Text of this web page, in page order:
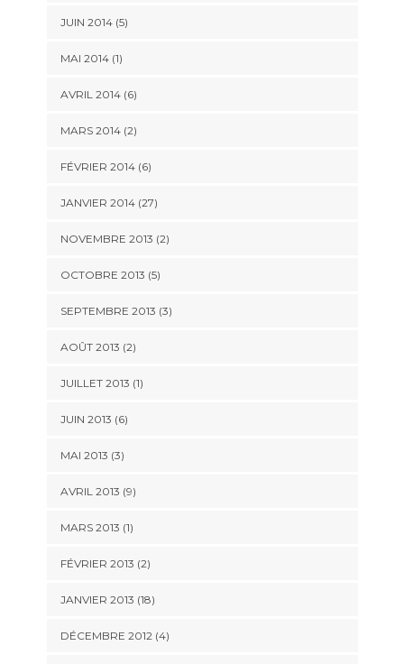
JUIN 2014 (5)
MAI 2014 (1)
AVRIL 2014 (6)
MARS 2014 (2)
FÉVRIER 2014 (6)
JANVIER 2014 (27)
NOVEMBRE 2013 (2)
OCTOBRE 2013 (5)
SEPTEMBRE 2013 (3)
AOÛT 2013 (2)
JUILLET 2013 (1)
JUIN 2013 (6)
MAI 2013 (3)
AVRIL 2013 (9)
MARS 2013 (1)
FÉVRIER 2013 (2)
JANVIER 2013 (18)
DÉCEMBRE 2012 (4)